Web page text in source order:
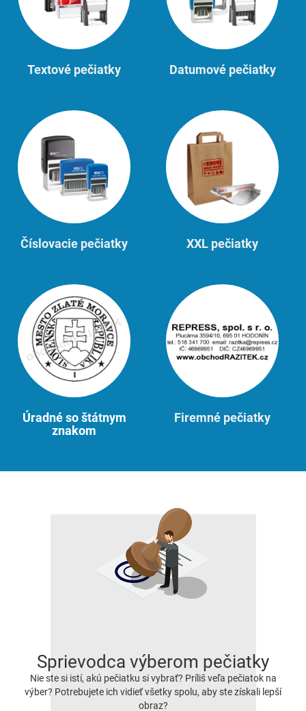
Textové pečiatky Datumové pečiatky
Číslovacie pečiatky XXL pečiatky
Úradné so štátnym
znakom
Firemné pečiatky
Sprievodca výberom pečiatky
Nie ste si istí, akú pečiatku si vybrať? Príliš veľa pečiatok na
výber? Potrebujete ich vidieť všetky spolu, aby ste získali lepší
obraz?